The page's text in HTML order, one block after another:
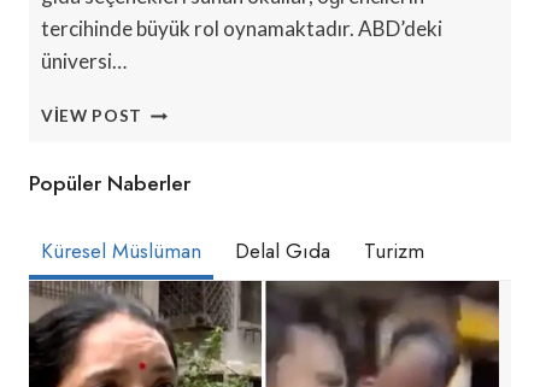
tercihinde büyük rol oynamaktadır. ABD’deki
üniversi…
VIEW POST ÜNIVERSITELERDE
SEÇENEKLERI:
Popüler Naberler
Küresel Müslüman Delal Gıda Turizm